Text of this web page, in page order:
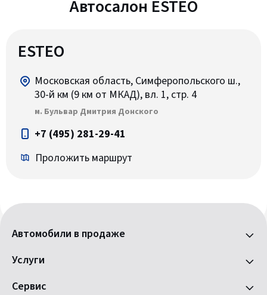
Автосалон ESTEO
ESTEO
Московская область, Симферопольского ш.,
30-й км (9 км от МКАД), вл. 1, стр. 4
м. Бульвар Дмитрия Донского
+7 (495) 281-29-41
Проложить маршрут
Автомобили в продаже
Услуги
Сервис